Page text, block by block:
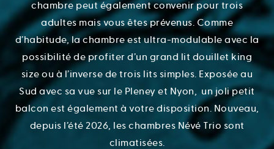
chambre peut également convenir pour trois
adultes mais vous êtes prévenus. Comme
d’habitude, la chambre est ultra-modulable avec la
possibilité de profiter d’un grand lit douillet king
size ou à l’inverse de trois lits simples. Exposée au
Sud avec sa vue sur le Pleney et Nyon, un joli petit
balcon est également à votre disposition. Nouveau,
depuis l’été 2026, les chambres Névé Trio sont
climatisées.